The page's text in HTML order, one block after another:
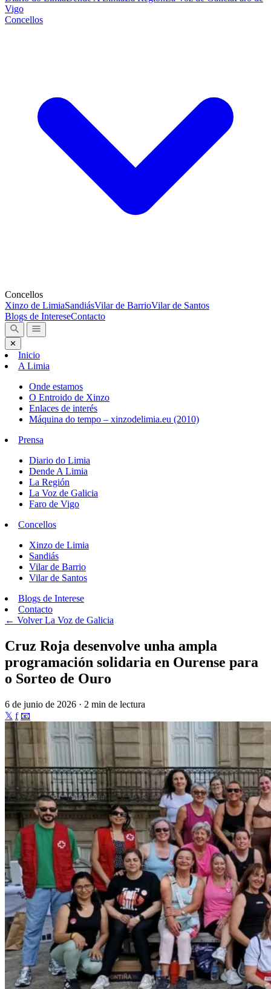
Vigo
Concellos
Concellos
Xinzo de LimiaSandiásVilar de BarrioVilar de Santos
Blogs de IntereseContacto
✕
Inicio
A Limia
Onde estamos
O Entroido de Xinzo
Enlaces de interés
Máquina do tempo – xinzodelimia.eu (2010)
Prensa
Diario do Limia
Dende A Limia
La Región
La Voz de Galicia
Faro de Vigo
Concellos
Xinzo de Limia
Sandiás
Vilar de Barrio
Vilar de Santos
Blogs de Interese
Contacto
← VolverLa Voz de Galicia
Cruz Roja desenvolve unha ampla
programación solidaria en Ourense para
o Sorteo de Ouro
6 de junio de 2026 · 2 min de lectura
𝕏 f 📧